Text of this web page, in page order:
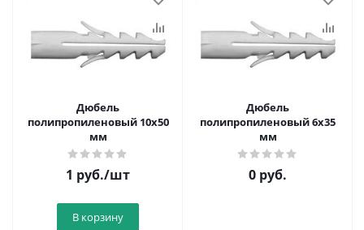
Дюбель
полипропиленовый 10х50
мм
1 руб./шт
В корзину
Дюбель
полипропиленовый 6х35
мм
0 руб.